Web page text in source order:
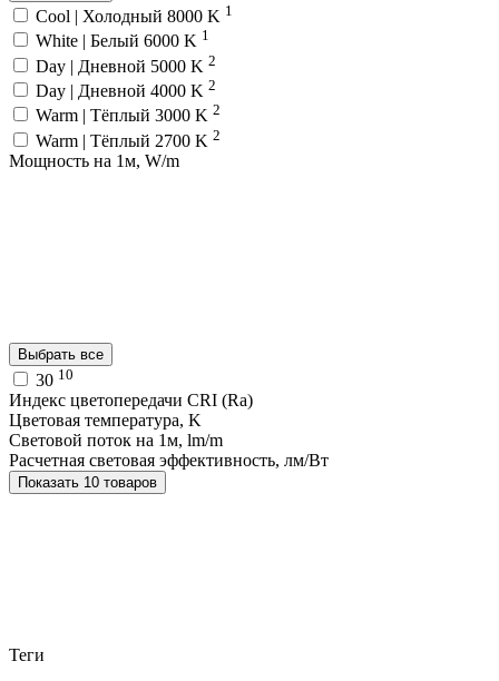
Cool | Холодный 8000 K 1
White | Белый 6000 K 1
Day | Дневной 5000 K 2
Day | Дневной 4000 K 2
Warm | Тёплый 3000 K 2
Warm | Тёплый 2700 K 2
Мощность на 1м, W/m
Выбрать все
30 10
Индекс цветопередачи CRI (Ra)
Цветовая температура, K
Световой поток на 1м, lm/m
Расчетная световая эффективность, лм/Вт
Показать 10 товаров
Теги